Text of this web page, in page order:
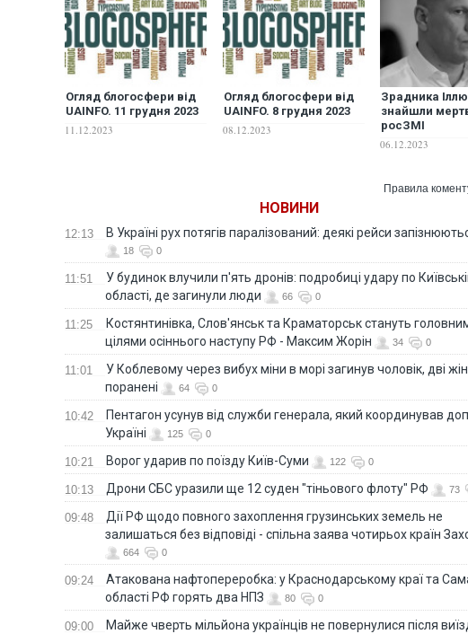
Огляд блогосфери від
UAINFO. 11 грудня 2023
11.12.2023
Огляд блогосфери від
UAINFO. 8 грудня 2023
08.12.2023
Зрадника
знайшли
росЗМІ
06.12.2023
Правила
НОВИНИ
12:13 В Україні рух потягів паралізований: деякі рейси
18 0
11:51
У будинок влучили п'ять дронів: подробиці удару по
області, де загинули люди
66 0
11:25
Костянтинівка, Слов'янськ та Краматорськ стануть
цілями осіннього наступу РФ - Максим Жорін
34 0
11:01
У Коблевому через вибух міни в морі загинув чоловік, дві
поранені
64 0
10:42
Пентагон усунув від служби генерала, який координував
Україні
125 0
10:21 Ворог ударив по поїзду Київ-Суми 122 0
10:13 Дрони СБС уразили ще 12 суден "тіньового флоту" РФ 73
09:48
Дії РФ щодо повного захоплення грузинських земель не
залишаться без відповіді - спільна заява чотирьох країн
664 0
09:24
Атакована нафтопереробка: у Краснодарському краї та
області РФ горять два НПЗ
80 0
09:00
Майже чверть мільйона українців не повернулися після